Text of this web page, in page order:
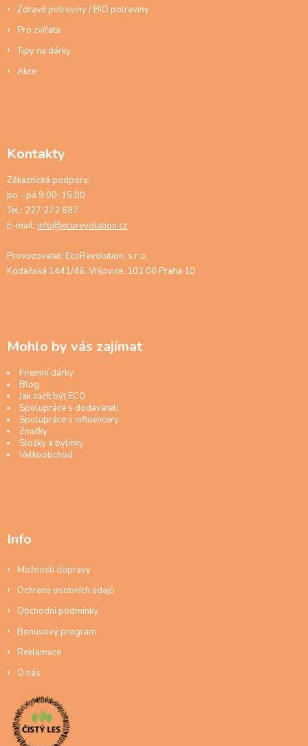
Zdravé potraviny / BIO potraviny
Pro zvířata
Tipy na dárky
Akce
Kontakty
Zákaznická podpora:
po - pá 9:00-15:00
Tel.: 227 272 687
E-mail: info@ecorevolution.cz
Provozovatel: EcoRevolution, s.r.o.
Kodaňská 1441/46, Vršovice, 101 00 Praha 10
Mohlo by vás zajímat
Firemní dárky
Blog
Jak začít být ECO
Spolupráce s dodavateli
Spolupráce s influencery
Značky
Složky a bylinky
Velkoobchod
Info
Možnosti dopravy
Ochrana osobních údajů
Obchodní podmínky
Bonusový program
Reklamace
O nás